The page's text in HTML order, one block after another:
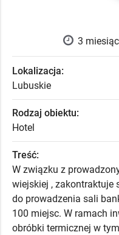
3
Lokalizacja:
Lubuskie
Rodzaj obiektu:
Hotel
Treść:
W związku z
wiejskiej , zakontraktuje
do prowadzenia sali
100 miejsc. W ramach
obróbki termicznej w